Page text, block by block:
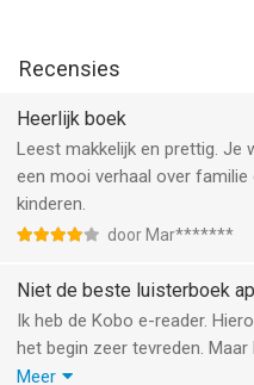
Lees je ook op een Kobo e-
synchronisatie. Al je
worden gesynchroniseerd.
vragen waar je was gebleven.
Ben je na dit alles nog niet
met eventuele vragen naar
Daar reageren wij dan op
--
• Verbeterde
• Betere toegankelijkheid en
• Prestatie- en
laden van bibliotheken
• Algemene bugfixes en
Recensies
Heerlijk boek
Leest makkelijk en prettig. Je
een mooi verhaal over
kinderen.
door Mar*******
Niet de beste luisterboek
Ik heb de Kobo e-reader.
het begin zeer tevreden.
meer ik me stoor.
Meer